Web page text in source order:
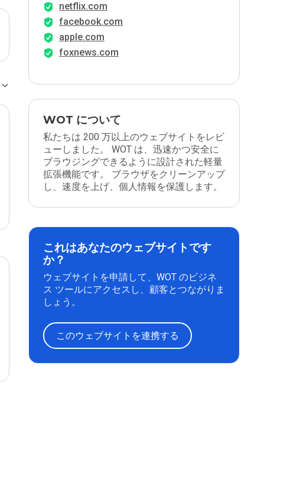
netflix.com
facebook.com
apple.com
foxnews.com
WOT について
私たちは 200 万以上のウェブサイトをレビ
ューしました。 WOT は、迅速かつ安全に
ブラウジングできるように設計された軽量
拡張機能です。 ブラウザをクリーンアップ
し、速度を上げ、個人情報を保護します。
これはあなたのウェブサイトです
か？
ウェブサイトを申請して、WOT のビジネ
ス ツールにアクセスし、顧客とつながりま
しょう。
このウェブサイトを連携する